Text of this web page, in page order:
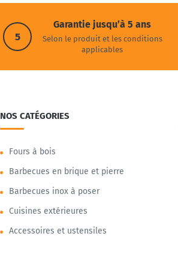
5
Garantie jusqu’à 5 ans
Selon le produit et les conditions
applicables
NOS CATÉGORIES
Fours à bois
Barbecues en brique et pierre
Barbecues inox à poser
Cuisines extérieures
Accessoires et ustensiles